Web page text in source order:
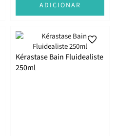
ADICIONAR
Kérastase Bain Fluidealiste
250ml